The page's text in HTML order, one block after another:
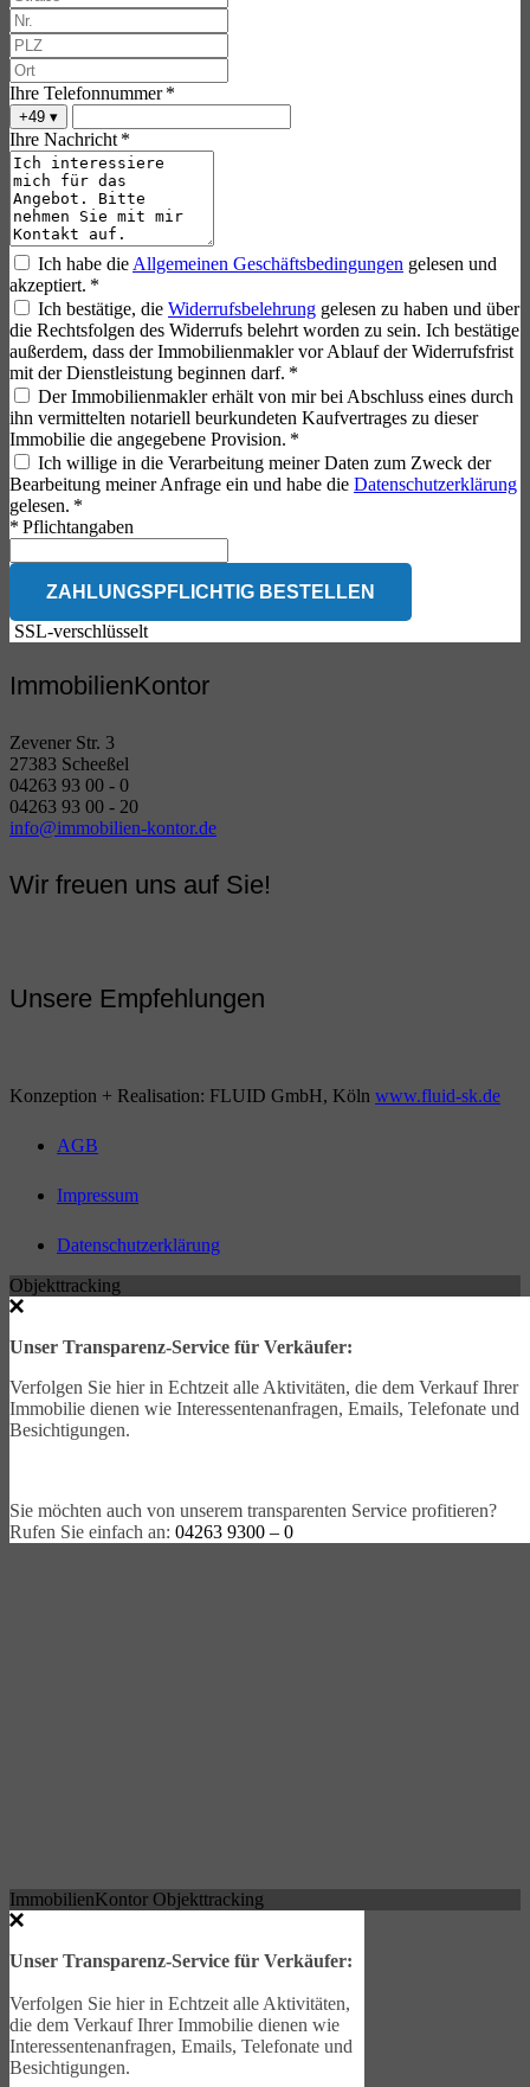
Ihre Telefonnummer *
+49 ▾
Ihre Nachricht *
Ich habe die Allgemeinen Geschäftsbedingungen gelesen und
akzeptiert. *
Ich bestätige, die Widerrufsbelehrung gelesen zu haben und über
die Rechtsfolgen des Widerrufs belehrt worden zu sein. Ich bestätige
außerdem, dass der Immobilienmakler vor Ablauf der Widerrufsfrist
mit der Dienstleistung beginnen darf. *
Der Immobilienmakler erhält von mir bei Abschluss eines durch
ihn vermittelten notariell beurkundeten Kaufvertrages zu dieser
Immobilie die angegebene Provision. *
Ich willige in die Verarbeitung meiner Daten zum Zweck der
Bearbeitung meiner Anfrage ein und habe die Datenschutzerklärung
gelesen. *
* Pflichtangaben
ZAHLUNGSPFLICHTIG BESTELLEN
SSL-verschlüsselt
ImmobilienKontor
Zevener Str. 3
27383 Scheeßel
04263 93 00 - 0
04263 93 00 - 20
info@immobilien-kontor.de
Wir freuen uns auf Sie!
Unsere Empfehlungen
Konzeption + Realisation: FLUID GmbH, Köln www.fluid-sk.de
AGB
Impressum
Datenschutzerklärung
Objekttracking
Unser Transparenz-Service für Verkäufer:
Verfolgen Sie hier in Echtzeit alle Aktivitäten, die dem Verkauf Ihrer
Immobilie dienen wie Interessentenanfragen, Emails, Telefonate und
Besichtigungen.
Sie möchten auch von unserem transparenten Service profitieren?
Rufen Sie einfach an: 04263 9300 – 0
ImmobilienKontor Objekttracking
Unser Transparenz-Service für Verkäufer:
Verfolgen Sie hier in Echtzeit alle Aktivitäten,
die dem Verkauf Ihrer Immobilie dienen wie
Interessentenanfragen, Emails, Telefonate und
Besichtigungen.